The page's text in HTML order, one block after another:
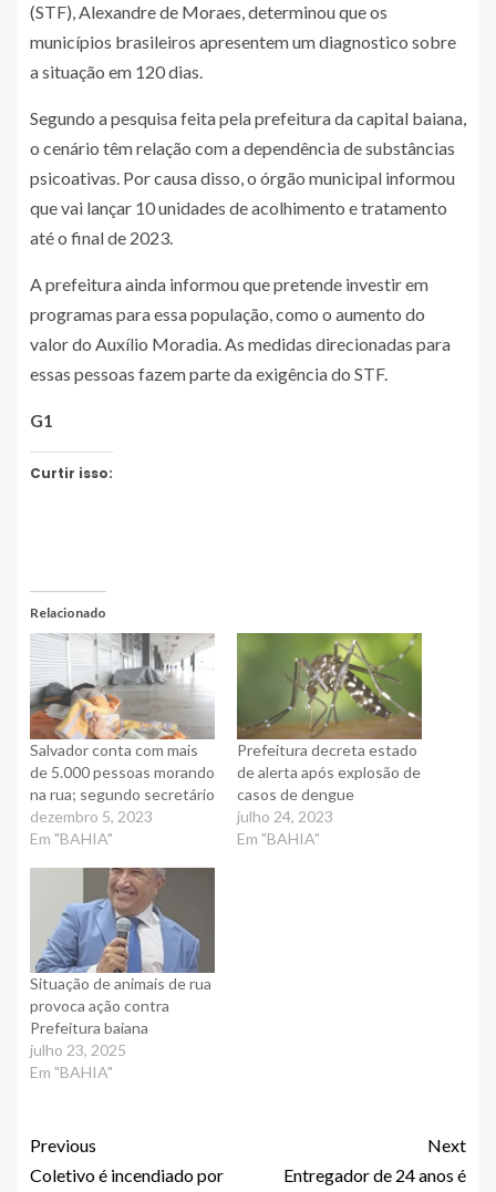
(STF), Alexandre de Moraes, determinou que os
municípios brasileiros apresentem um diagnostico sobre
a situação em 120 dias.
Segundo a pesquisa feita pela prefeitura da capital baiana,
o cenário têm relação com a dependência de substâncias
psicoativas. Por causa disso, o órgão municipal informou
que vai lançar 10 unidades de acolhimento e tratamento
até o final de 2023.
A prefeitura ainda informou que pretende investir em
programas para essa população, como o aumento do
valor do Auxílio Moradia. As medidas direcionadas para
essas pessoas fazem parte da exigência do STF.
G1
Curtir isso:
Relacionado
Salvador conta com mais
de 5.000 pessoas morando
na rua; segundo secretário
dezembro 5, 2023
Em "BAHIA"
Prefeitura decreta estado
de alerta após explosão de
casos de dengue
julho 24, 2023
Em "BAHIA"
Situação de animais de rua
provoca ação contra
Prefeitura baiana
julho 23, 2025
Em "BAHIA"
Previous
Coletivo é incendiado por
Next
Entregador de 24 anos é